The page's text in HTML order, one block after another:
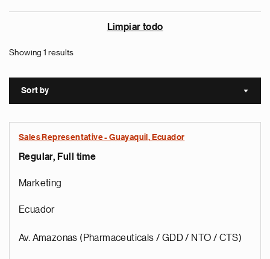
Limpiar todo
Showing 1 results
Sort by Sort
Sales Representative - Guayaquil, Ecuador
Regular, Full time
Marketing
Ecuador
Av. Amazonas (Pharmaceuticals / GDD / NTO / CTS)